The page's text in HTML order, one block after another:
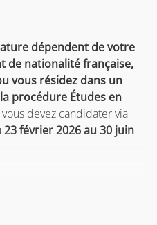
2 années précédentes
d'emploi, travailleur
requis pour intégrer la
une démarche
dépendent de votre
de nationalité française,
vous résidez dans un
procédure Études en
vous devez candidater via
23 février 2026 au 30 juin
pays ci-dessous. Vous